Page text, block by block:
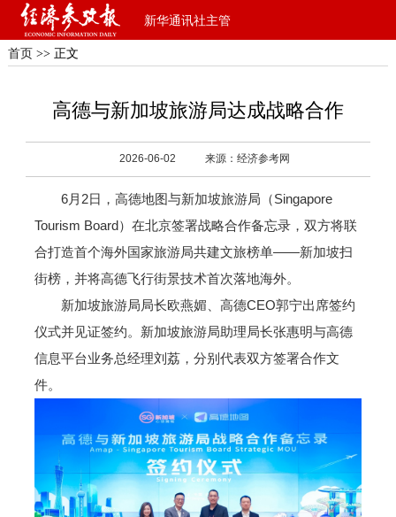
新华通讯社主管
首页 >> 正文
高德与新加坡旅游局达成战略合作
2026-06-02 来源：经济参考网
6月2日，高德地图与新加坡旅游局（Singapore
Tourism Board）在北京签署战略合作备忘录，双方将联
合打造首个海外国家旅游局共建文旅榜单——新加坡扫
街榜，并将高德飞行街景技术首次落地海外。
新加坡旅游局局长欧燕媚、高德CEO郭宁出席签约
仪式并见证签约。新加坡旅游局助理局长张惠明与高德
信息平台业务总经理刘荔，分别代表双方签署合作文
件。